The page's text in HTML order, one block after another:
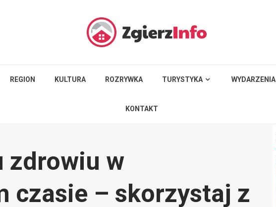
REGION KULTURA ROZRYWKA TURYSTYKA WYDARZENIA
KONTAKT
zdrowiu w
czasie – skorzystaj z